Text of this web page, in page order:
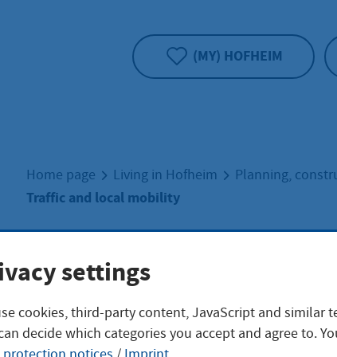
(MY) HOFHEIM
Home page Living in Hofheim Planning,
Traffic and local mobility
Traffic and
settings
cookies, third-party content, JavaScript and similar
decide which categories you accept and agree to.